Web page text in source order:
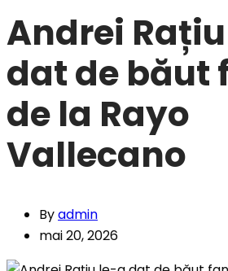
Andrei
dat de băut
de la Rayo
Vallecano
Byadmin
mai 20, 2026